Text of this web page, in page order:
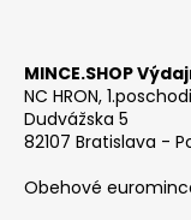
MINCE.SHOP
NC HRON,
Dudvážska 5
82107 Bratislava -
Obehové